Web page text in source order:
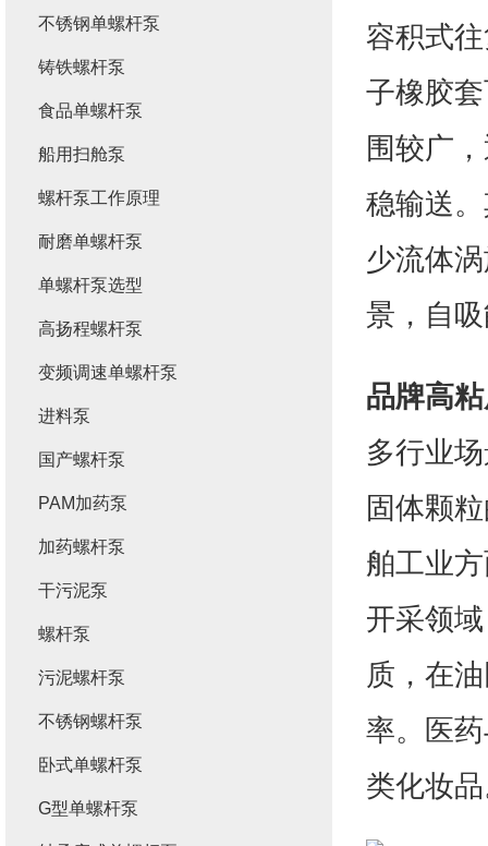
容积式
子橡胶
围较广
稳输送
少流体
景，自
品牌高
多行业
固体颗
舶工业
开采领
质，在
率。医
类化妆
不锈钢单螺杆泵
铸铁螺杆泵
食品单螺杆泵
船用扫舱泵
螺杆泵工作原理
耐磨单螺杆泵
单螺杆泵选型
高扬程螺杆泵
变频调速单螺杆泵
进料泵
国产螺杆泵
PAM加药泵
加药螺杆泵
干污泥泵
螺杆泵
污泥螺杆泵
不锈钢螺杆泵
卧式单螺杆泵
G型单螺杆泵